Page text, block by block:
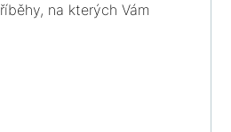
na kterých Vám